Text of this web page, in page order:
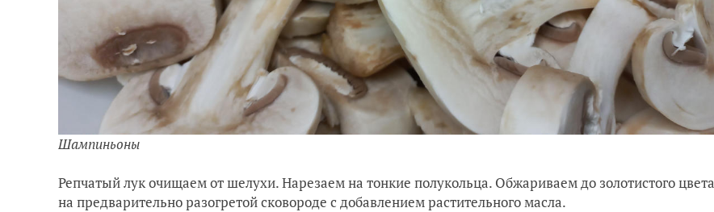
Шампиньоны
Репчатый лук очищаем от шелухи. Нарезаем на тонкие полукольца. Обжариваем до золотистого цвета
на предварительно разогретой сковороде с добавлением растительного масла.